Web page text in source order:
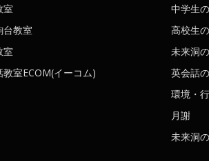
室
台教室
室
教室ECOM(イーコム)
中学生
高校生
未来洞
英会話
環境・
月謝
未来洞